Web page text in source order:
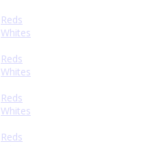
Reds
Whites
Reds
Whites
Reds
Whites
Reds